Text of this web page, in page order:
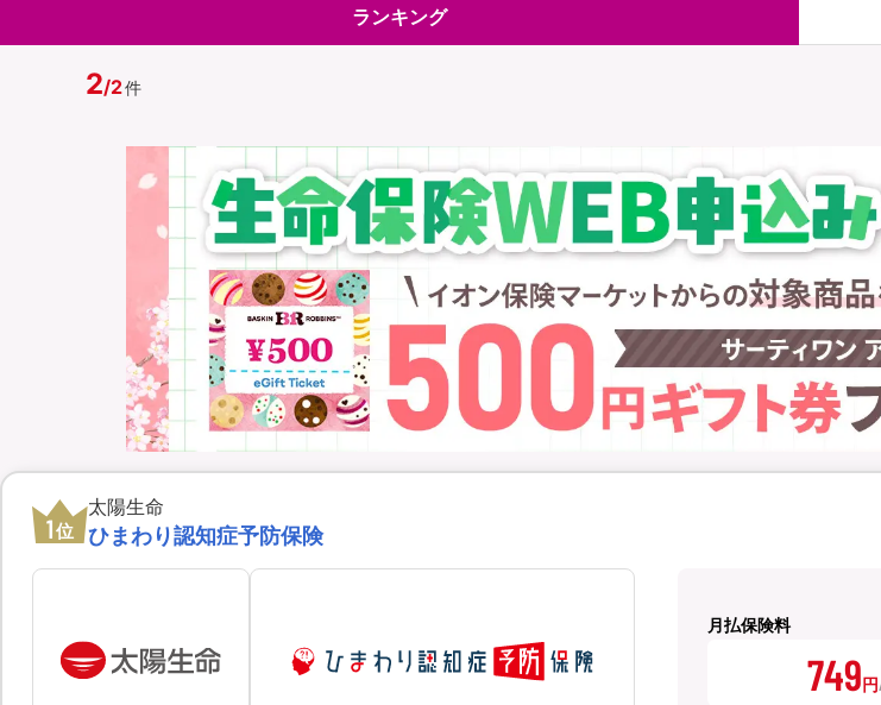
スマホ保険
イオンカード会員さま
専用保険（損害保険）
WAON POINT還元型保険
ランキング
2/2件
1位
太陽生命
ひまわり認知症予防保険
月払保険料
749円